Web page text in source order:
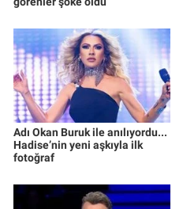
Adı Okan Buruk ile anılıyordu...
Hadise’nin yeni aşkıyla ilk
fotoğraf